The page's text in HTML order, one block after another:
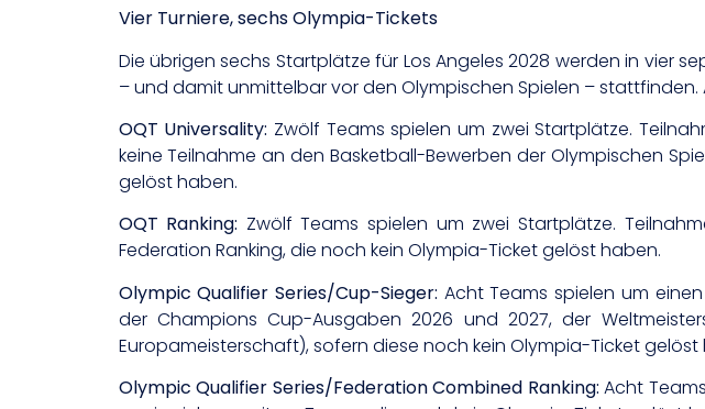
Vier Turniere, sechs Olympia-Tickets
Die übrigen sechs Startplätze für Los Angeles 2028 werden in vier
– und damit unmittelbar vor den Olympischen Spielen –
OQT Universality: Zwölf Teams spielen um zwei Startplätze.
keine Teilnahme an den Basketball-Bewerben der Olympischen
gelöst haben.
OQT Ranking: Zwölf Teams spielen um zwei Startplätze.
Federation Ranking, die noch kein Olympia-Ticket gelöst haben.
Olympic Qualifier Series/Cup-Sieger: Acht Teams spielen um
der Champions Cup-Ausgaben 2026 und 2027, der
Europameisterschaft), sofern diese noch kein Olympia-Ticket gelöst
Olympic Qualifier Series/Federation Combined Ranking: Acht